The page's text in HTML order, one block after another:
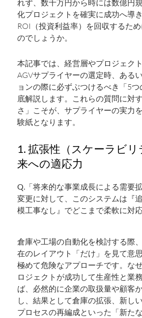
れず、数千万円から時には数億円
化プロジェクトを確実に成功へ導
ROI（投資利益率）を回収するた
のでしょうか。
本記事では、経営層やプロジェク
AGVサプライヤーの選定時、ある
ョンの際に必ずぶつけるべき「5
底解説します。これらの質問に対
さ」こそが、サプライヤーの実力
験紙となります。
1. 拡張性（スケーラビ
来への適応力
Q.「将来的な事業成長による需要
変更に対して、このシステムは『
模工事なし』でどこまで柔軟に対
倉庫や工場の自動化を検討する際
在のレイアウト「だけ」を見て意
極めて危険なアプローチです。な
ロジェクトが成功して生産性と業
ば、必然的に企業の取扱量や顧客
し、結果として倉庫の拡張、新し
プロセスの再編成といった「新た